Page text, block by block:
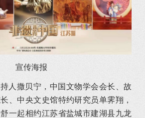
宣传海报
人撒贝宁，中国文物学会会长、故
、中央文史馆特约研究员单霁翔，
一起相约江苏省盐城市建湖县九龙